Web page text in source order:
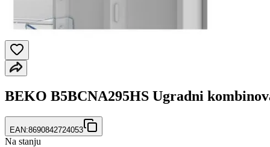
BEKO B5BCNA295HS Ugradni
EAN:8690842724053
Na stanju